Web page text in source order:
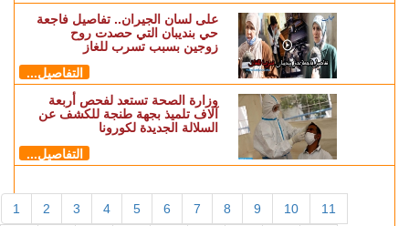
على لسان الجيران.. تفاصيل فاجعة
حي بنديبان التي حصدت روح
زوجين بسبب تسرب للغاز
التفاصيل...
وزارة الصحة تستعد لفحص أربعة
آلاف تلميذ بجهة طنجة للكشف عن
السلالة الجديدة لكورونا
التفاصيل...
1 2 3 4 5 6 7 8 9 10 11